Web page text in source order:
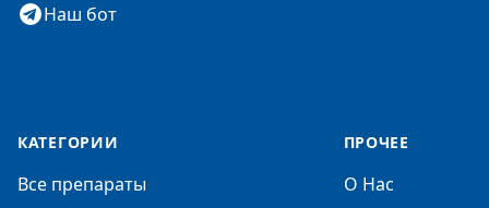
Наш бот
КАТЕГОРИИ
Все препараты
ПРОЧЕЕ
О Нас